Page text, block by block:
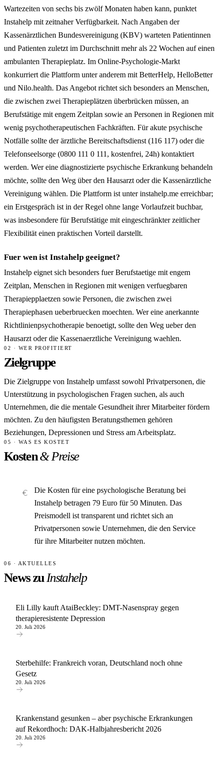
Wartezeiten von sechs bis zwölf Monaten haben kann, punktet
Instahelp mit zeitnaher Verfügbarkeit. Nach Angaben der
Kassenärztlichen Bundesvereinigung (KBV) warteten Patientinnen
und Patienten zuletzt im Durchschnitt mehr als 22 Wochen auf einen
ambulanten Therapieplatz. Im Online-Psychologie-Markt
konkurriert die Plattform unter anderem mit BetterHelp, HelloBetter
und Nilo.health. Das Angebot richtet sich besonders an Menschen,
die zwischen zwei Therapieplätzen überbrücken müssen, an
Berufstätige mit engem Zeitplan sowie an Personen in Regionen mit
wenig psychotherapeutischen Fachkräften. Für akute psychische
Notfälle sollte der ärztliche Bereitschaftsdienst (116 117) oder die
Telefonseelsorge (0800 111 0 111, kostenfrei, 24h) kontaktiert
werden. Wer eine diagnostizierte psychische Erkrankung behandeln
möchte, sollte den Weg über den Hausarzt oder die Kassenärztliche
Vereinigung wählen. Die Plattform ist unter instahelp.me erreichbar;
ein Erstgespräch ist in der Regel ohne lange Vorlaufzeit buchbar,
was insbesondere für Berufstätige mit eingeschränkter zeitlicher
Flexibilität einen praktischen Vorteil darstellt.
Fuer wen ist Instahelp geeignet?
Instahelp eignet sich besonders fuer Berufstaetige mit engem
Zeitplan, Menschen in Regionen mit wenigen verfuegbaren
Therapiepplaetzen sowie Personen, die zwischen zwei
Therapiephasen ueberbruecken moechten. Wer eine anerkannte
Richtlinienpsychotherapie benoetigt, sollte den Weg ueber den
Hausarzt oder die Kassenaerztliche Vereinigung waehlen.
02 · WER PROFITIERT
Zielgruppe
Die Zielgruppe von Instahelp umfasst sowohl Privatpersonen, die
Unterstützung in psychologischen Fragen suchen, als auch
Unternehmen, die die mentale Gesundheit ihrer Mitarbeiter fördern
möchten. Zu den häufigsten Beratungsthemen gehören
Beziehungen, Depressionen und Stress am Arbeitsplatz.
05 · WAS ES KOSTET
Kosten& Preise
Die Kosten für eine psychologische Beratung bei
Instahelp betragen 79 Euro für 50 Minuten. Das
Preismodell ist transparent und richtet sich an
Privatpersonen sowie Unternehmen, die den Service
für ihre Mitarbeiter nutzen möchten.
06 · AKTUELLES
News zuInstahelp
Eli Lilly kauft AtaiBeckley: DMT-Nasenspray gegen
therapieresistente Depression
20. Juli 2026
Sterbehilfe: Frankreich voran, Deutschland noch ohne
Gesetz
20. Juli 2026
Krankenstand gesunken – aber psychische Erkrankungen
auf Rekordhoch: DAK-Halbjahresbericht 2026
20. Juli 2026